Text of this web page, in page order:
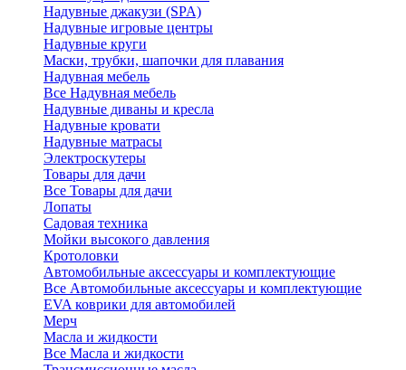
Надувные джакузи (SPA)
Надувные игровые центры
Надувные круги
Маски, трубки, шапочки для плавания
Надувная мебель
Все Надувная мебель
Надувные диваны и кресла
Надувные кровати
Надувные матрасы
Электроскутеры
Товары для дачи
Все Товары для дачи
Лопаты
Садовая техника
Мойки высокого давления
Кротоловки
Автомобильные аксессуары и комплектующие
Все Автомобильные аксессуары и комплектующие
EVA коврики для автомобилей
Мерч
Масла и жидкости
Все Масла и жидкости